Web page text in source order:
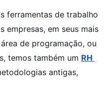
ferramentas de trabalho
empresas, em seus mais
de programação, ou
temos também um RH
antigas,